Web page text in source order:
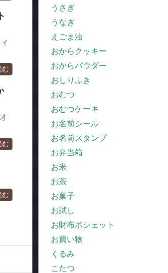
む
む
む
うさぎ
うなぎ
えごま油
おからクッキー
おからパウダー
おしりふき
おむつ
おむつケーキ
お名前シール
お名前スタンプ
お弁当箱
お米
お茶
お菓子
お試し
お財布ポシェット
お買い物
くるみ
こたつ